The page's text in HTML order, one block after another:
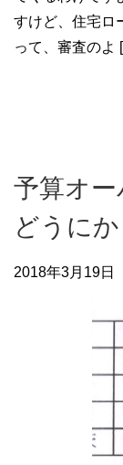
すけど、住宅ロ
って、審査のよ
予算オー
どうに
2018年3月19日